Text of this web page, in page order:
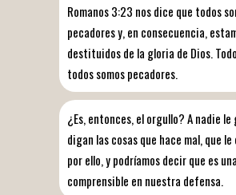
Romanos 3:23 nos dice que todos
pecadores y, en consecuencia,
destituidos de la gloria de Dios.
todos somos pecadores.
¿Es, entonces, el orgullo? A nadie le
digan las cosas que hace mal, que
por ello, y podríamos decir que es
comprensible en nuestra defensa.